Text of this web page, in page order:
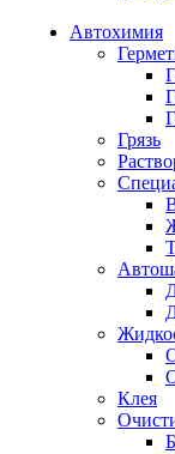
Автохимия
Грязь
Клея